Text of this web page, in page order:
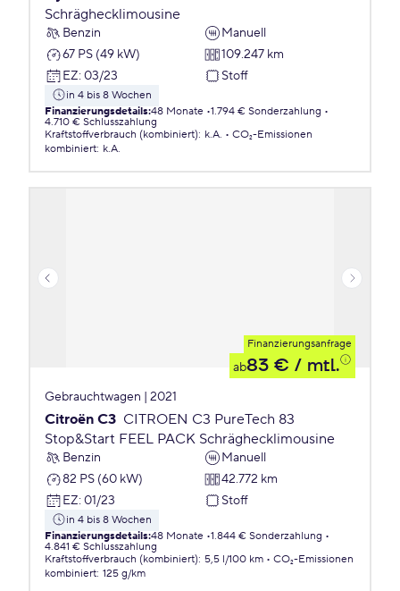
Schräghecklimousine
Benzin
Manuell
67 PS (49 kW)
109.247 km
EZ: 03/23 Stoff
in 4 bis 8 Wochen
Finanzierungsdetails:48 Monate 1.794 € Sonderzahlung
4.710 € Schlusszahlung
Kraftstoffverbrauch (kombiniert): k.A.
CO₂-Emissionen
kombiniert: k.A.
Finanzierungsanfrage
ab83 € / mtl.
Gebrauchtwagen | 2021
Citroën C3 CITROEN C3 PureTech 83
Stop&Start FEEL PACK Schräghecklimousine
Benzin
Manuell
82 PS (60 kW)
42.772 km
EZ: 01/23 Stoff
in 4 bis 8 Wochen
Finanzierungsdetails:48 Monate 1.844 € Sonderzahlung
4.841 € Schlusszahlung
Kraftstoffverbrauch (kombiniert): 5,5 l/100 km
CO₂-Emissionen
kombiniert: 125 g/km